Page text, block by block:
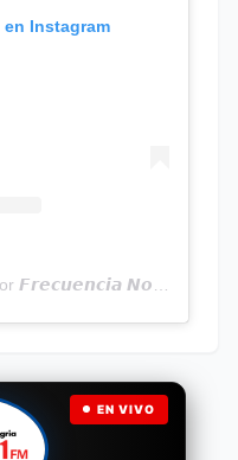
Instagram
EN VIVO